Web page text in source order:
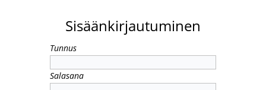
Sisäänkirjautuminen
Tunnus
Salasana